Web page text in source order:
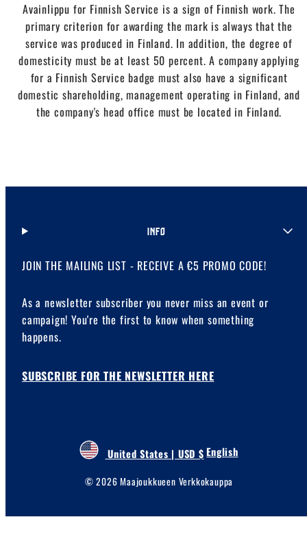
Avainlippu for Finnish Service is a sign of Finnish work. The
primary criterion for awarding the mark is always that the
service was produced in Finland. In addition, the degree of
domesticity must be at least 50 percent. A company applying
for a Finnish Service badge must also have a significant
domestic shareholding, management operating in Finland, and
the company's head office must be located in Finland.
INFO
JOIN THE MAILING LIST - RECEIVE A €5 PROMO CODE!
As a newsletter subscriber you never miss an event or
campaign! You're the first to know when something
happens.
SUBSCRIBE FOR THE NEWSLETTER HERE
United States | USD $ English
© 2026 Maajoukkueen Verkkokauppa